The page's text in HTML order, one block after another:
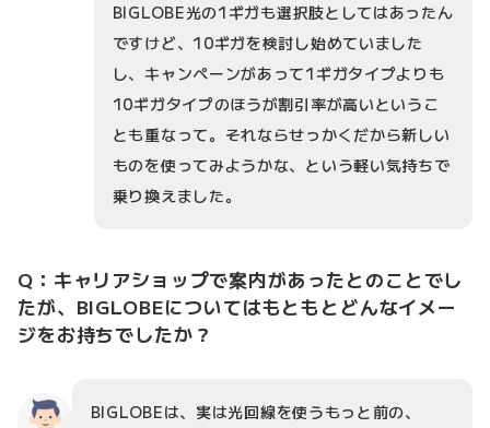
BIGLOBE光の1ギガも選択肢としてはあったん
ですけど、10ギガを検討し始めていました
し、キャンペーンがあって1ギガタイプよりも
10ギガタイプのほうが割引率が高いというこ
とも重なって。それならせっかくだから新しい
ものを使ってみようかな、という軽い気持ちで
乗り換えました。
Q：キャリアショップで案内があったとのことでし
たが、BIGLOBEについてはもともとどんなイメー
ジをお持ちでしたか？
BIGLOBEは、実は光回線を使うもっと前の、